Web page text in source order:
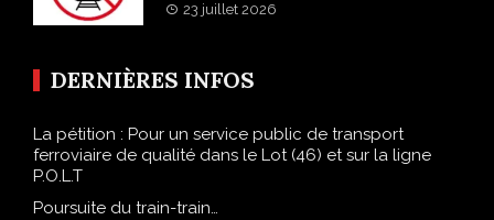
23 juillet 2026
DERNIÈRES INFOS
La pétition : Pour un service public de transport
ferroviaire de qualité dans le Lot (46) et sur la ligne
P.O.L.T
Poursuite du train-train…